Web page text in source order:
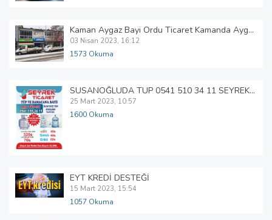
Kaman Aygaz Bayi Ordu Ticaret Kamanda Aygaz Tüp Bayi
03 Nisan 2023, 16:12
1573 Okuma
SUSANOĞLUDA TÜP 0541 510 34 11 SEYREK TİCARET
25 Mart 2023, 10:57
1600 Okuma
EYT KREDİ DESTEĞİ
15 Mart 2023, 15:54
1057 Okuma